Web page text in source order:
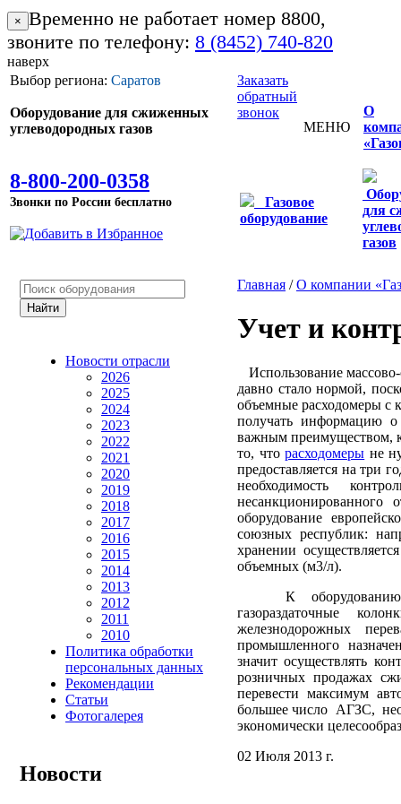
× Временно не работает номер 8800,
звоните по телефону: 8 (8452) 740-820
наверх
Выбор региона: Саратов
Оборудование для сжиженных
углеводородных газов
8-800-200-0358
Звонки по России бесплатно
Заказать
обратный
звонок
МЕНЮ
О
Газовое
оборудование
для
газов
Новости отрасли
2026
2025
2024
2023
2022
2021
2020
2019
2018
2017
2016
2015
2014
2013
2012
2011
2010
Политика обработки
персональных данных
Рекомендации
Статьи
Фотогалерея
Новости
Главная /О компании
Учет и
Использование
давно стало нормой,
объемные расходомеры с
получать информацию
важным преимуществом,
то, чторасходомеры не
предоставляется на три
необходимость
несанкционированного
оборудование
союзных республик:
хранении
объемных (м3/л).
К оборудованию,
газораздаточные
железнодорожных
промышленного
значит осуществлять
розничных продажах
перевести максимум
большее число АГЗС,
экономически
02 Июля 2013 г.